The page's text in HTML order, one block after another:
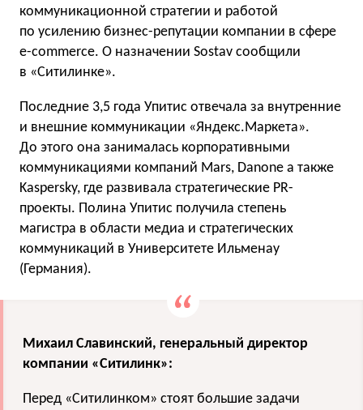
коммуникационной стратегии и работой
по усилению бизнес-репутации компании в сфере
e-commerce. О назначении Sostav сообщили
в «Ситилинке».
Последние 3,5 года Упитис отвечала за внутренние
и внешние коммуникации «Яндекс.Маркета».
До этого она занималась корпоративными
коммуникациями компаний Mars, Danone а также
Kaspersky, где развивала стратегические PR-
проекты. Полина Упитис получила степень
магистра в области медиа и стратегических
коммуникаций в Университете Ильменау
(Германия).
Михаил Славинский, генеральный директор
компании «Ситилинк»:
Перед «Ситилинком» стоят большие задачи